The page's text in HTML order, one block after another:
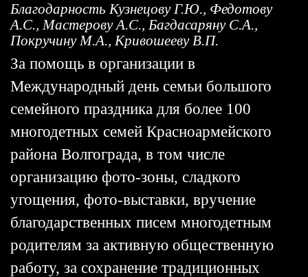
Благодарность Кузнецову Г.Ю., Федотову
А.С., Мастерову А.С., Багдасаряну С.А.,
Покручину М.А., Кривошееву В.П.
За помощь в организации в
Международный день семьи большого
семейного праздника для более 100
многодетных семей Красноармейского
района Волгограда, в том числе
организацию фото-зоны, сладкого
угощения, фото-выставки, вручение
благодарственных писем многодетным
родителям за активную общественную
работу, за сохранение традиционных